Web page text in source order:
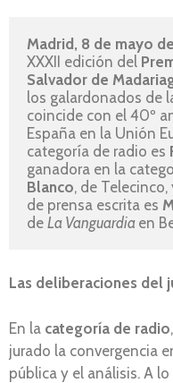
Madrid, 8 de mayo
XXXII edición del
Salvador de
los galardonados de
coincide con el 40º
España en la Unión
categoría de radio es
ganadora en la
Blanco, de
de prensa escrita es
de La Vanguardia en
Las deliberaciones del
En la categoría de radio,
jurado la convergencia
pública y el análisis. A